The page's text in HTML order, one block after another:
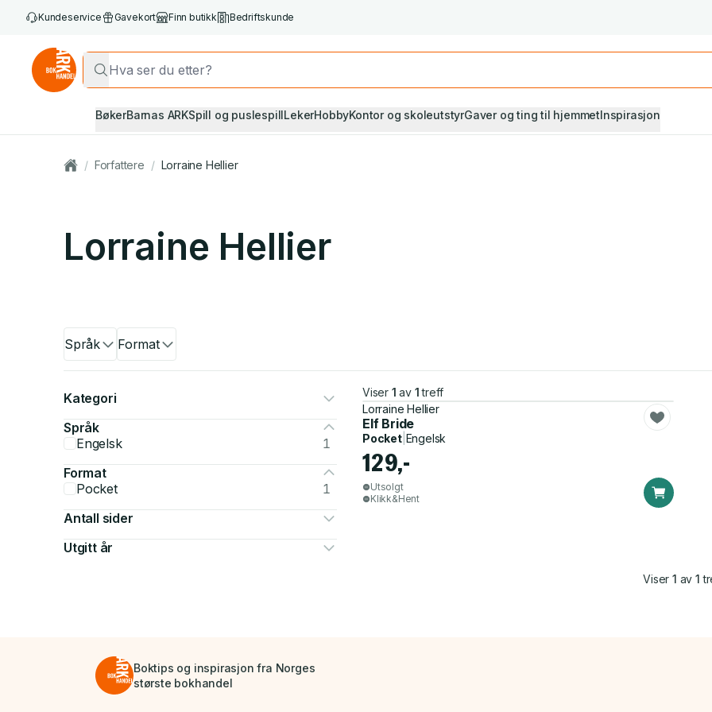
Kundeservice Gavekort Finn butikk Bedriftskunde
BøkerBarnas ARKSpill og puslespillLekerHobbyKontor og skoleutstyrGaver og ting til hjemmetInspirasjon
/ Forfattere / Lorraine Hellier
Lorraine Hellier
Språk Format
Kategori
Språk
Engelsk
1
Format
Pocket
1
Antall sider
Utgitt år
Viser 1 av 1 treff
Lorraine Hellier
Elf Bride
Pocket| Engelsk
129,-
Utsolgt
Klikk&Hent
Viser1 av 1
Boktips og inspirasjon fra Norges
største bokhandel